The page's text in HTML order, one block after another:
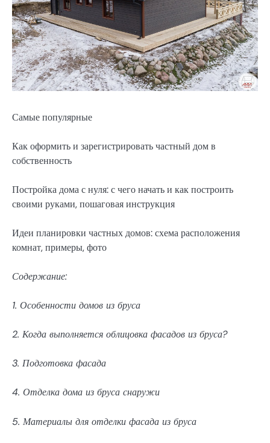
Самые популярные
Как оформить и зарегистрировать частный дом в
собственность
Постройка дома с нуля: с чего начать и как построить
своими руками, пошаговая инструкция
Идеи планировки частных домов: схема расположения
комнат, примеры, фото
Содержание:
1. Особенности домов из бруса
2. Когда выполняется облицовка фасадов из бруса?
3. Подготовка фасада
4. Отделка дома из бруса снаружи
5. Материалы для отделки фасада из бруса